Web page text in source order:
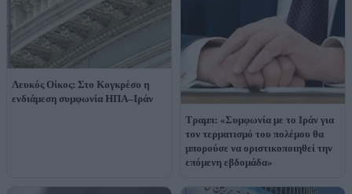
Λευκός Οίκος: Στο Κογκρέσο η
ενδιάμεση συμφωνία ΗΠΑ–Ιράν
Τραμπ: «Συμφωνία με το Ιράν για
τον τερματισμό του πολέμου θα
μπορούσε να οριστικοποιηθεί την
επόμενη εβδομάδα»